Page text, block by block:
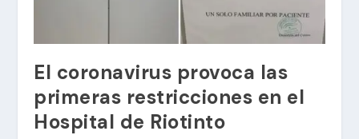
El coronavirus provoca las
primeras restricciones en el
Hospital de Riotinto